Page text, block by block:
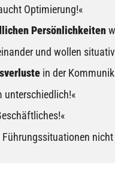
Optimierung!«
Persönlichkeiten
und wollen
in der
unterschiedlich!«
Führungssituationen